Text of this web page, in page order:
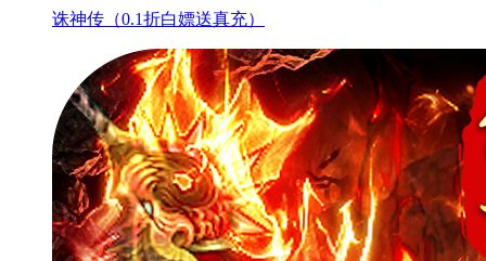
诛神传（0.1折白嫖送真充）